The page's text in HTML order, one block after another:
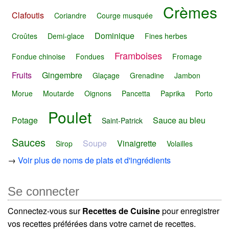
Clafoutis Coriandre Courge musquée Crèmes
Croûtes Demi-glace Dominique
Fines herbes
Fondue chinoise
Fondues Framboises Fromage
Fruits Gingembre Glaçage Grenadine
Jambon
Morue
Moutarde Oignons Pancetta Paprika Porto
Potage Poulet Saint-Patrick Sauce au bleu
Sauces Sirop Soupe Vinaigrette Volailles
→ Voir plus de noms de plats et d'ingrédients
Se connecter
Connectez-vous surRecettes de Cuisinepour enregistrer
vos recettes préférées dans votre carnet de recettes.